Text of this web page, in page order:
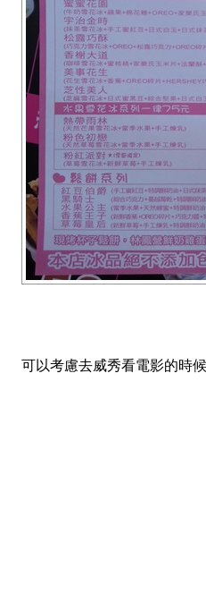
可以考慮去威秀看電影的時